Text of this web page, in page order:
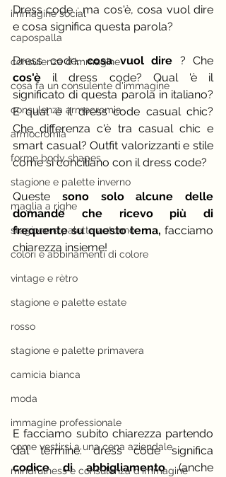
immagine social
capospalla
consulenza d'immagine
cosa fa un consulente d'immagine
consulenza armocromia
armocromia
forme body shapes
stagione e palette inverno
maglia a righe
stagione e palette autunno
colori e abbinamenti di colore
vintage e rètro
stagione e palette estate
rosso
stagione e palette primavera
camicia bianca
moda
immagine professionale
come vestirsi a una cena aziendale
mindfulness e consulenza d'immagine
Dress code : ma cos'è, cosa vuol dire
e cosa significa questa parola?
Dress code, cosa vuol dire ? Che
cos'è il dress code? Qual 'è il
significato di questa parola in italiano?
E qual è il dress code casual chic?
Che differenza c'è tra casual chic e
smart casual? Outfit valorizzanti e stile
come si conciliano con il dress code?
Queste sono solo alcune delle
domande che ricevo più di
frequente su questo tema, facciamo
chiarezza insieme!
E facciamo subito chiarezza partendo
codice di abbigliamento (anche